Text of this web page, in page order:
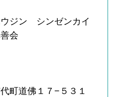
ウジン シンゼンカイ
会
町道佛１７−５３１